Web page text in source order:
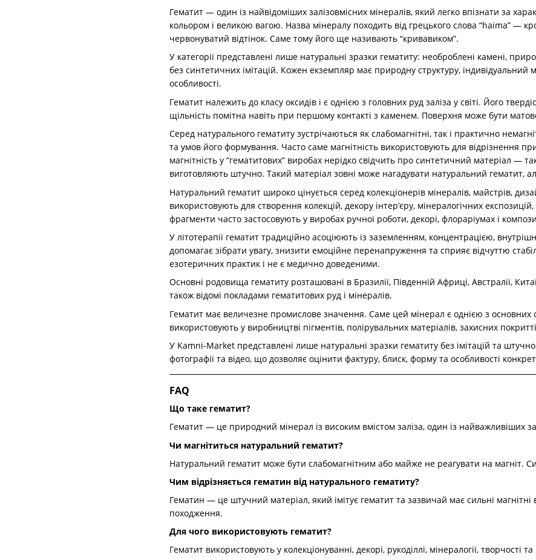
Гематит — один із найвідоміших залізовмісних мінералів, який легко впізнати за
кольором і великою вагою. Назва мінералу походить від грецького слова “haima” —
червонуватий відтінок. Саме тому його ще називають “кривавиком”.
У категорії представлені лише натуральні зразки гематиту: необроблені камені,
без синтетичних імітацій. Кожен екземпляр має природну структуру,
особливості.
Гематит належить до класу оксидів і є однією з головних руд заліза у світі. Його
щільність помітна навіть при першому контакті з каменем. Поверхня може бути
Серед натурального гематиту зустрічаються як слабомагнітні, так і практично
та умов його формування. Часто саме магнітність використовують для відрізнення
магнітність у “гематитових” виробах нерідко свідчить про синтетичний матеріал —
виготовляють штучно. Такий матеріал зовні може нагадувати натуральний гематит,
Натуральний гематит широко цінується серед колекціонерів мінералів, майстрів,
використовують для створення колекцій, декору інтер’єру, мінералогічних
фрагменти часто застосовують у виробах ручної роботи, декорі, флораріумах і
У літотерапії гематит традиційно асоціюють із заземленням, концентрацією,
допомагає зібрати увагу, знизити емоційне перенапруження та сприяє відчуттю
езотеричних практик і не є медично доведеними.
Основні родовища гематиту розташовані в Бразилії, Південній Африці, Австралії,
також відомі покладами гематитових руд і мінералів.
Гематит має величезне промислове значення. Саме цей мінерал є однією з основних
використовують у виробництві пігментів, полірувальних матеріалів, захисних
У Kamni-Market представлені лише натуральні зразки гематиту без імітацій та
фотографії та відео, що дозволяє оцінити фактуру, блиск, форму та особливості
FAQ
Що таке гематит?
Гематит — це природний мінерал із високим вмістом заліза, один із найважливіших
Чи магнітиться натуральний гематит?
Натуральний гематит може бути слабомагнітним або майже не реагувати на магніт.
Чим відрізняється гематин від натурального гематиту?
Гематин — це штучний матеріал, який імітує гематит та зазвичай має сильні
походження.
Для чого використовують гематит?
Гематит використовують у колекціонуванні, декорі, рукоділлі, мінералогії, творчості